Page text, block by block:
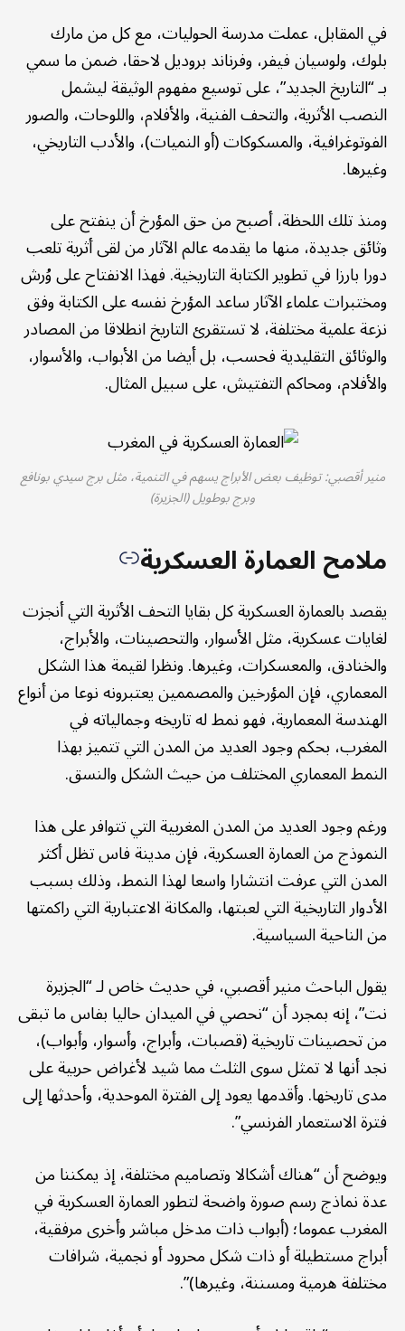
في المقابل، عملت مدرسة الحوليات، مع كل من مارك
بلوك، ولوسيان فيفر، وفرناند بروديل لاحقا، ضمن ما سمي
بـ “التاريخ الجديد”، على توسيع مفهوم الوثيقة ليشمل
النصب الأثرية، والتحف الفنية، والأفلام، واللوحات، والصور
الفوتوغرافية، والمسكوكات (أو النميات)، والأدب التاريخي،
وغيرها.
ومنذ تلك اللحظة، أصبح من حق المؤرخ أن ينفتح على
وثائق جديدة، منها ما يقدمه عالم الآثار من لقى أثرية تلعب
دورا بارزا في تطوير الكتابة التاريخية. فهذا الانفتاح على وُرش
ومختبرات علماء الآثار ساعد المؤرخ نفسه على الكتابة وفق
نزعة علمية مختلفة، لا تستقرئ التاريخ انطلاقا من المصادر
والوثائق التقليدية فحسب، بل أيضا من الأبواب، والأسوار،
والأفلام، ومحاكم التفتيش، على سبيل المثال.
منير أقصبي: توظيف بعض الأبراج يسهم في التنمية، مثل برج سيدي بونافع
وبرج بوطويل (الجزيرة)
ملامح العمارة العسكرية
يقصد بالعمارة العسكرية كل بقايا التحف الأثرية التي أنجزت
لغايات عسكرية، مثل الأسوار، والتحصينات، والأبراج،
والخنادق، والمعسكرات، وغيرها. ونظرا لقيمة هذا الشكل
المعماري، فإن المؤرخين والمصممين يعتبرونه نوعا من أنواع
الهندسة المعمارية، فهو نمط له تاريخه وجمالياته في
المغرب، بحكم وجود العديد من المدن التي تتميز بهذا
النمط المعماري المختلف من حيث الشكل والنسق.
ورغم وجود العديد من المدن المغربية التي تتوافر على هذا
النموذج من العمارة العسكرية، فإن مدينة فاس تظل أكثر
المدن التي عرفت انتشارا واسعا لهذا النمط، وذلك بسبب
الأدوار التاريخية التي لعبتها، والمكانة الاعتبارية التي راكمتها
من الناحية السياسية.
يقول الباحث منير أقصبي، في حديث خاص لـ “الجزيرة
نت”، إنه بمجرد أن “نحصي في الميدان حاليا بفاس ما تبقى
من تحصينات تاريخية (قصبات، وأبراج، وأسوار، وأبواب)،
نجد أنها لا تمثل سوى الثلث مما شيد لأغراض حربية على
مدى تاريخها. وأقدمها يعود إلى الفترة الموحدية، وأحدثها إلى
فترة الاستعمار الفرنسي”.
ويوضح أن “هناك أشكالا وتصاميم مختلفة، إذ يمكننا من
عدة نماذج رسم صورة واضحة لتطور العمارة العسكرية في
المغرب عموما؛ (أبواب ذات مدخل مباشر وأخرى مرفقية،
أبراج مستطيلة أو ذات شكل محرود أو نجمية، شرافات
مختلفة هرمية ومسننة، وغيرها)”.